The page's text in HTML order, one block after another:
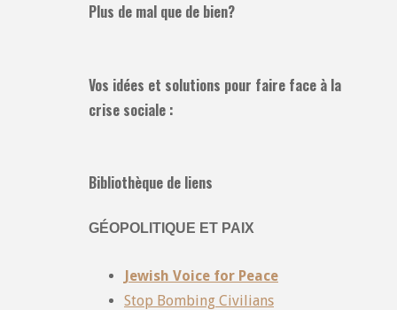
Plus de mal que de bien?
Vos idées et solutions pour faire face à la
crise sociale :
Bibliothèque de liens
GÉOPOLITIQUE ET PAIX
Jewish Voice for Peace
Stop Bombing Civilians